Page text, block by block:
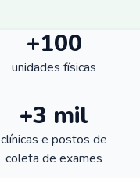
+100
unidades físicas
+3 mil
clínicas e postos de
coleta de exames